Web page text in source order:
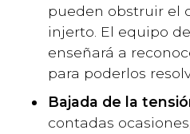
pueden obstruir el
injerto. El equipo
enseñará a
para poderlos
Bajada de la
contadas